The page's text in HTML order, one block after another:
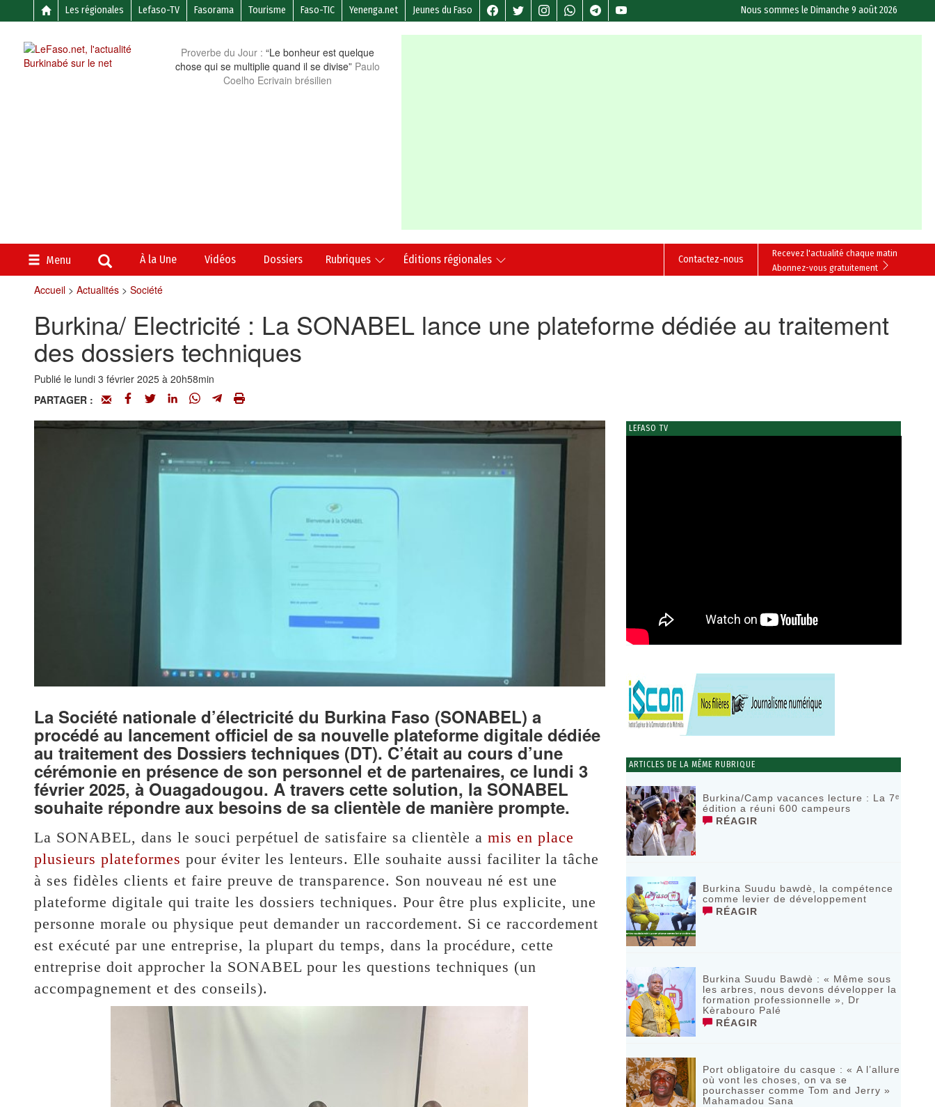
Les régionales Lefaso-TV Fasorama Tourisme Faso-TIC Yenenga.net Jeunes du Faso Nous sommes leDimanche 9 août 2026
Proverbe du Jour : “Le bonheur est quelque
chose qui se multiplie quand il se divise” Paulo
Coelho Ecrivain brésilien
Menu À la Une Vidéos Dossiers Rubriques Éditions régionales
Recevez l'actualité chaque matin
Abonnez-vous gratuitement
Contactez-nous
Accueil> Actualités> Société
Burkina/ Electricité : La SONABEL lance une plateforme dédiée au traitement
des dossiers techniques
Publié le lundi 3 février 2025 à 20h58min
PARTAGER :
La Société nationale d’électricité du Burkina Faso (SONABEL) a
procédé au lancement officiel de sa nouvelle plateforme digitale dédiée
au traitement des Dossiers techniques (DT). C’était au cours d’une
cérémonie en présence de son personnel et de partenaires, ce lundi 3
février 2025, à Ouagadougou. A travers cette solution, la SONABEL
souhaite répondre aux besoins de sa clientèle de manière prompte.
La SONABEL, dans le souci perpétuel de satisfaire sa clientèle a mis en place
plusieurs plateformes pour éviter les lenteurs. Elle souhaite aussi faciliter la tâche
à ses fidèles clients et faire preuve de transparence. Son nouveau né est une
plateforme digitale qui traite les dossiers techniques. Pour être plus explicite, une
personne morale ou physique peut demander un raccordement. Si ce raccordement
est exécuté par une entreprise, la plupart du temps, dans la procédure, cette
entreprise doit approcher la SONABEL pour les questions techniques (un
accompagnement et des conseils).
LEFASO TV
ARTICLES DE LA MÊME RUBRIQUE
Burkina/Camp vacances lecture : La 7ᵉ
édition a réuni 600 campeurs
RÉAGIR
Burkina Suudu bawdè, la compétence
comme levier de développement
RÉAGIR
Burkina Suudu Bawdè : « Même sous
les arbres, nous devons développer la
formation professionnelle », Dr
Kèrabouro Palé
RÉAGIR
Port obligatoire du casque : « A l’allure
où vont les choses, on va se
pourchasser comme Tom and Jerry »
Mahamadou Sana